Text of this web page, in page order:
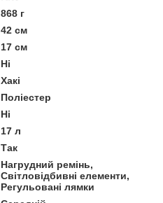
868 г
42 см
17 см
Ні
Хакі
Поліестер
Ні
17 л
Так
Нагрудний ремінь,
Світловідбивні елементи,
Регульовані лямки